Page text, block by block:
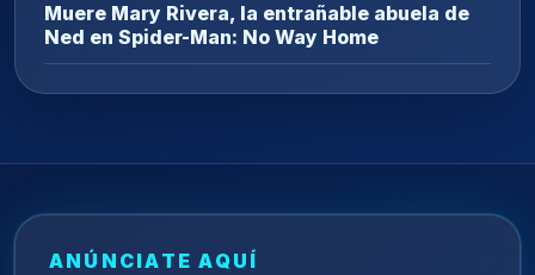
Muere Mary Rivera, la entrañable abuela de
Ned en Spider-Man: No Way Home
ANÚNCIATE AQUÍ